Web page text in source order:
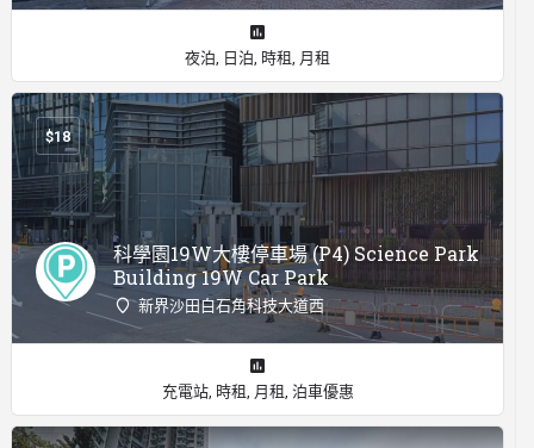
夜泊, 日泊, 時租, 月租
科學園19W大樓停車場 (P4) Science Park
Building 19W Car Park
新界沙田白石角科技大道西
$18
充電站, 時租, 月租, 泊車優惠